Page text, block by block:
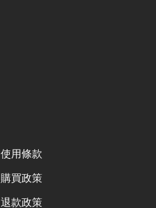
使用條款
購買政策
退款政策